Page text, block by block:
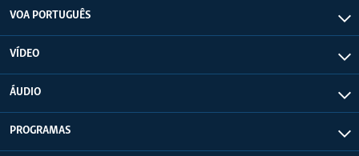
VOA PORTUGUÊS
VÍDEO
ÁUDIO
PROGRAMAS